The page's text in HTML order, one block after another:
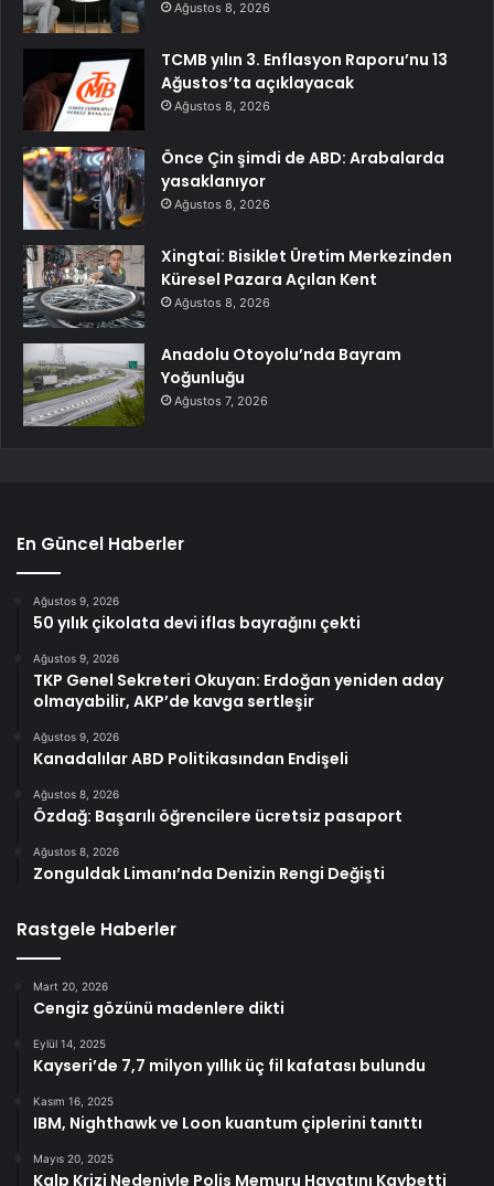
Ağustos 8, 2026
TCMB yılın 3. Enflasyon Raporu’nu 13
Ağustos’ta açıklayacak
Ağustos 8, 2026
Önce Çin şimdi de ABD: Arabalarda
yasaklanıyor
Ağustos 8, 2026
Xingtai: Bisiklet Üretim Merkezinden
Küresel Pazara Açılan Kent
Ağustos 8, 2026
Anadolu Otoyolu’nda Bayram
Yoğunluğu
Ağustos 7, 2026
En Güncel Haberler
Ağustos 9, 2026
50 yılık çikolata devi iflas bayrağını çekti
Ağustos 9, 2026
TKP Genel Sekreteri Okuyan: Erdoğan yeniden aday
olmayabilir, AKP’de kavga sertleşir
Ağustos 9, 2026
Kanadalılar ABD Politikasından Endişeli
Ağustos 8, 2026
Özdağ: Başarılı öğrencilere ücretsiz pasaport
Ağustos 8, 2026
Zonguldak Limanı’nda Denizin Rengi Değişti
Rastgele Haberler
Mart 20, 2026
Cengiz gözünü madenlere dikti
Eylül 14, 2025
Kayseri’de 7,7 milyon yıllık üç fil kafatası bulundu
Kasım 16, 2025
IBM, Nighthawk ve Loon kuantum çiplerini tanıttı
Mayıs 20, 2025
Kalp Krizi Nedeniyle Polis Memuru Hayatını Kaybetti